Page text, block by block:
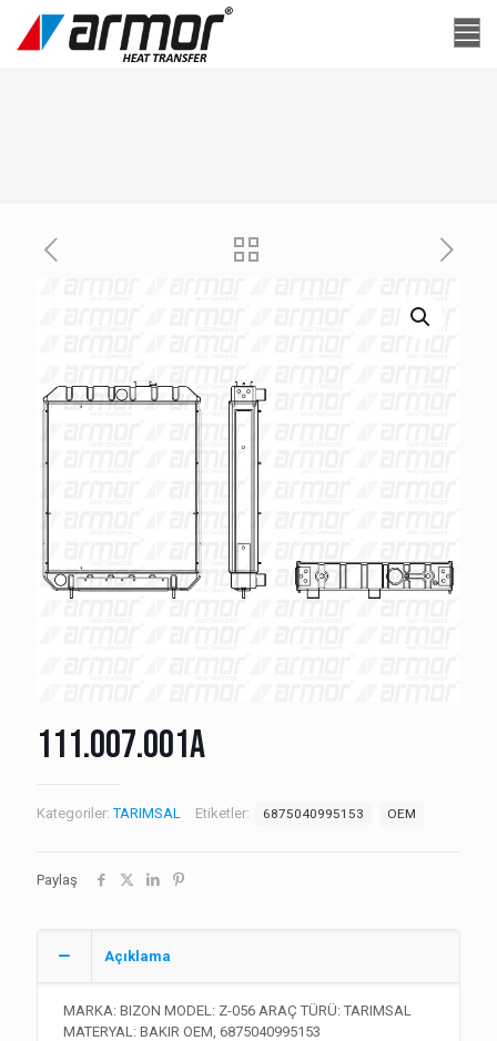
111.007.001A
Kategoriler:TARIMSAL Etiketler: 6875040995153 OEM
Paylaş
Açıklama
MARKA: BIZON MODEL: Z-056 ARAÇ TÜRÜ: TARIMSAL
MATERYAL: BAKIR OEM, 6875040995153